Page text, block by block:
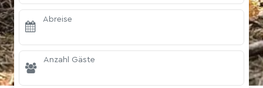
Abreise
Anzahl Gäste